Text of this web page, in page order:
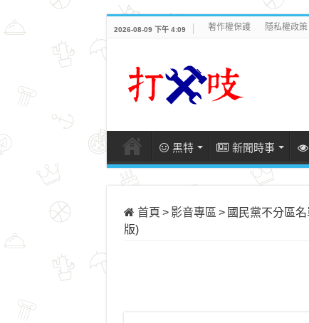
2026-08-09 下午 4:09 著作權保護 隱私權政策
黑特 新聞時事
首頁 > 影音專區 > 國民黨不分區
版)